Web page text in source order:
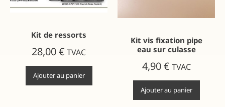
Kit de ressorts
28,00€ TVAC
Ajouter au panier
Kit vis fixation pipe
eau sur culasse
4,90€ TVAC
Ajouter au panier